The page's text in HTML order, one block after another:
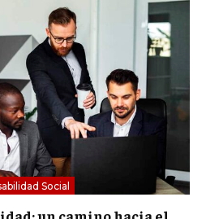
Social
un camino hacia el